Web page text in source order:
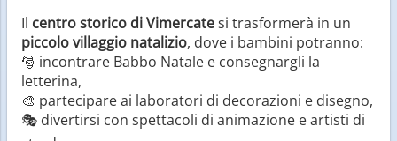
Il centro storico di Vimercatesi trasformerà in un
piccolo villaggio natalizio, dove i bambini potranno:
🎅 incontrare Babbo Natale e consegnargli la
letterina,
🎨 partecipare ai laboratori di decorazioni e disegno,
🎭 divertirsi con spettacoli di animazione e artisti di